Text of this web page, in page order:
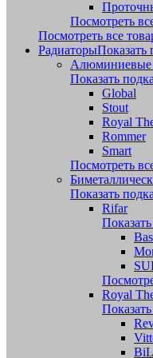
Посмотреть
Посмотреть все
РадиаторыПоказать
Алюминиевые
Показать
Global
Stout
Royal
Rommer
Smart
Посмотреть
Показать
Rifar
Royal